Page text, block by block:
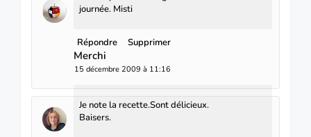
journée. Misti
Répondre Supprimer
Merchi
15 décembre 2009 à 11:16
Je note la recette.Sont délicieux.
Baisers.